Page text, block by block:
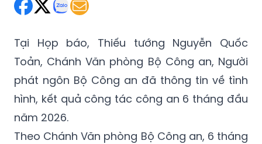
Tại Họp báo, Thiếu tướng Nguyễn Quốc
Toản, Chánh Văn phòng Bộ Công an, Người
phát ngôn Bộ Công an đã thông tin về tình
hình, kết quả công tác công an 6 tháng đầu
năm 2026.
Theo Chánh Văn phòng Bộ Công an, 6 tháng